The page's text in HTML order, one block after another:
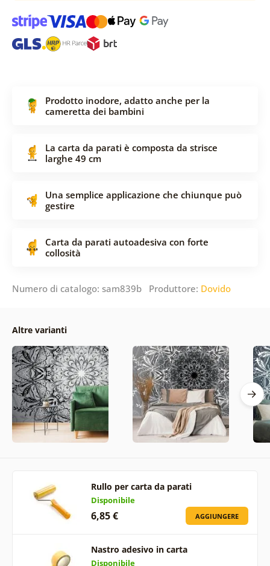
Prodotto inodore, adatto anche per la
cameretta dei bambini
La carta da parati è composta da strisce
larghe 49 cm
Una semplice applicazione che chiunque può
gestire
Carta da parati autoadesiva con forte
collosità
Numero di catalogo: sam839b Produttore: Dovido
Altre varianti
Rullo per carta da parati
Disponibile
6,85 € AGGIUNGERE
Nastro adesivo in carta
Disponibile